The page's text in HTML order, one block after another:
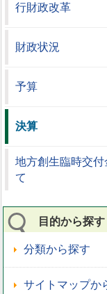
行財政改革
財政状況
予算
決算
地方創生臨時交
て
目的から探す
分類から探す
サイトマップか